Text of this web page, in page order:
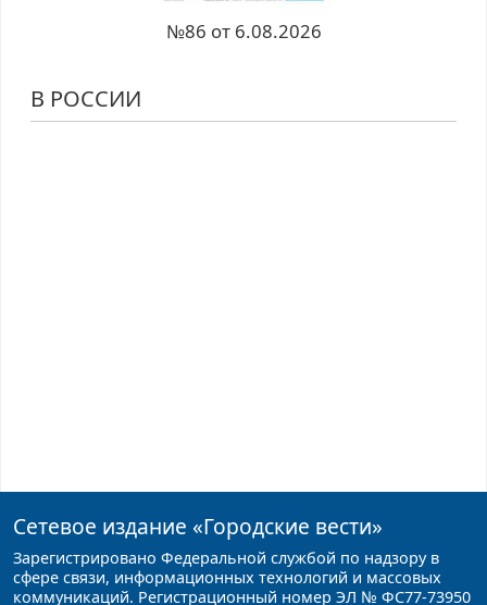
№86 от 6.08.2026
В РОССИИ
Сетевое издание «Городские вести»
Зарегистрировано Федеральной службой по надзору в
сфере связи, информационных технологий и массовых
коммуникаций. Регистрационный номер ЭЛ № ФС77-73950